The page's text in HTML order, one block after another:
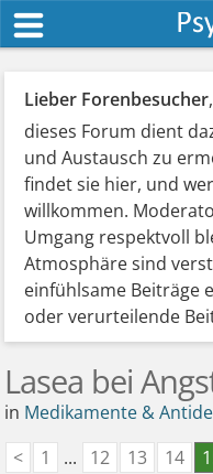
Lieber Forenbesucher,
dieses Forum dient
und Austausch zu
findet sie hier, und
willkommen.
Umgang respektvoll
Atmosphäre sind
einfühlsame Beiträge
oder verurteilende
Lasea bei
in Medikamente &
<
1 ... 12 13 14